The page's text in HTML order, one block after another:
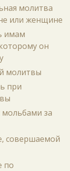
молитва
или женщине
имам
он
молитвы
при
мольбами за
совершаемой
по